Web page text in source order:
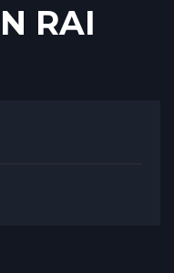
RAI